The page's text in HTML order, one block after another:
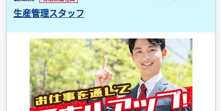
生産管理スタッフ